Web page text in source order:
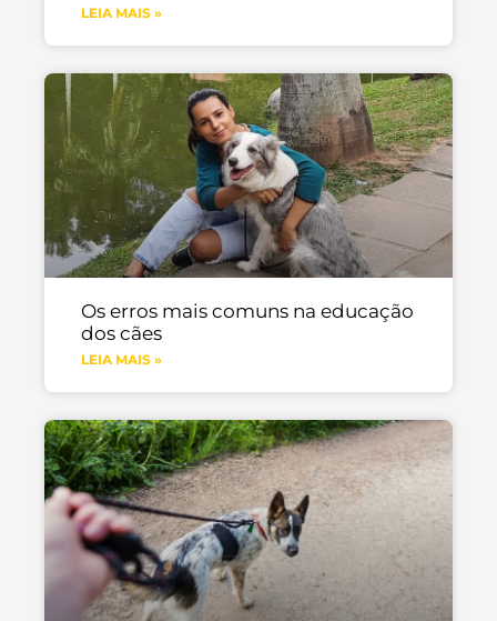
LEIA MAIS »
Os erros mais comuns na educação
dos cães
LEIA MAIS »